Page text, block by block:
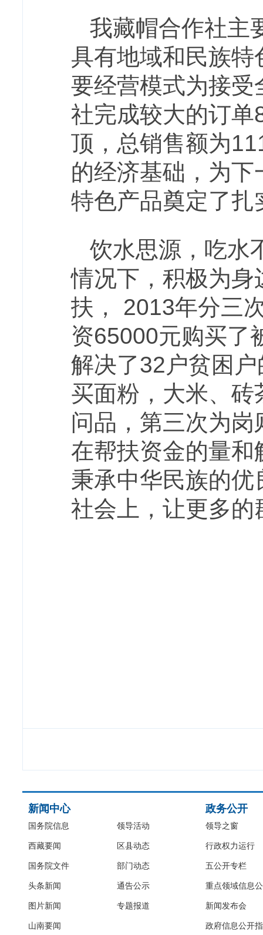
我藏帽合作社主
具有地域和民族
要经营模式为接
社完成较大的订
顶，总销售额为
的经济基础，为
特色产品奠定了扎
饮水思源，吃水
情况下，积极为
扶， 2013年分三
资65000元购买了
解决了32户贫困
买面粉，大米、
问品，第三次为
在帮扶资金的量
秉承中华民族的
社会上，让更多的
新闻中心
国务院信息
西藏要闻
国务院文件
头条新闻
图片新闻
山南要闻
领导活动
区县动态
部门动态
通告公示
专题报道
政务公开
领导之窗
行政权力运行
五公开专栏
重点领域信息
新闻发布会
政府信息公开